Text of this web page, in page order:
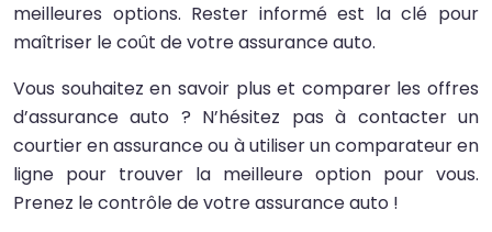
meilleures options. Rester informé est la clé pour
maîtriser le coût de votre assurance auto.
Vous souhaitez en savoir plus et comparer les offres
d’assurance auto ? N’hésitez pas à contacter un
courtier en assurance ou à utiliser un comparateur en
ligne pour trouver la meilleure option pour vous.
Prenez le contrôle de votre assurance auto !